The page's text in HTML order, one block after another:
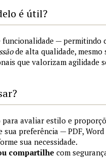
é útil?
funcionalidade — permitindo
de alta qualidade, mesmo
que valorizam agilidade
para avaliar estilo e
sua preferência — PDF, Word
sua necessidade.
compartilhe com